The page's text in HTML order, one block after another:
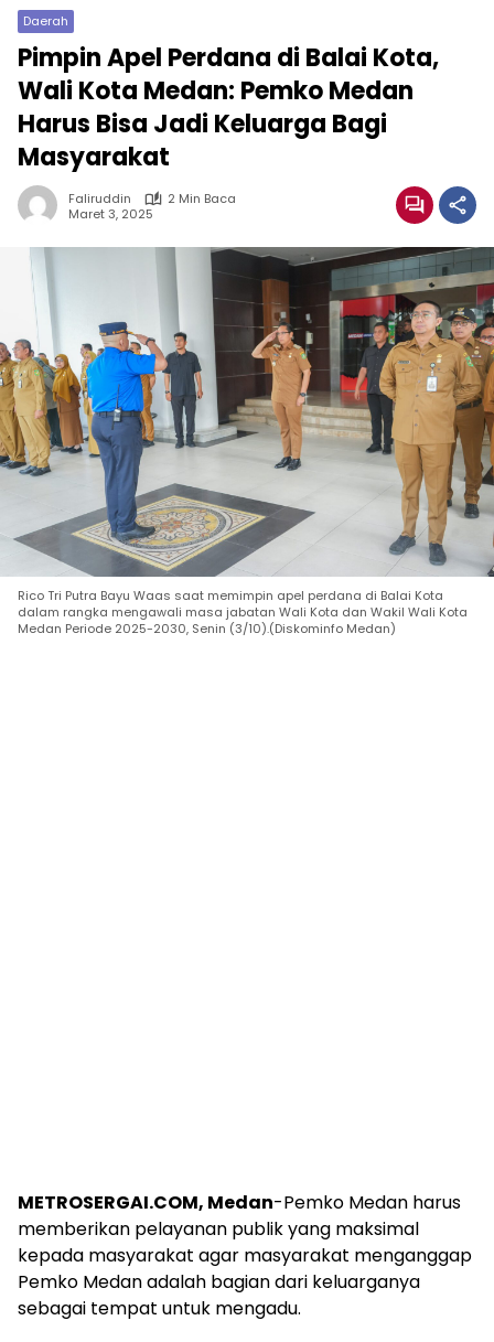
Daerah
Pimpin Apel Perdana di Balai Kota,
Wali Kota Medan: Pemko Medan
Harus Bisa Jadi Keluarga Bagi
Masyarakat
Faliruddin
2 Min Baca
Maret 3, 2025
Rico Tri Putra Bayu Waas saat memimpin apel perdana di Balai Kota
dalam rangka mengawali masa jabatan Wali Kota dan Wakil Wali Kota
Medan Periode 2025-2030, Senin (3/10).(Diskominfo Medan)
METROSERGAI.COM, Medan-Pemko Medan harus
memberikan pelayanan publik yang maksimal
kepada masyarakat agar masyarakat menganggap
Pemko Medan adalah bagian dari keluarganya
sebagai tempat untuk mengadu.